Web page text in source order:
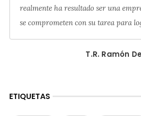
realmente ha resultado ser una
se comprometen con su tarea para
T.R. Ramón
ETIQUETAS